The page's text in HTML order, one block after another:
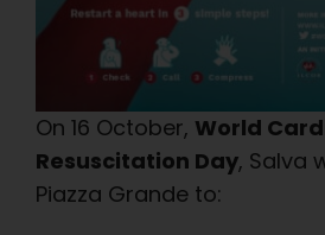
On 16 October, World
Resuscitation Day, Salva
Piazza Grande to: